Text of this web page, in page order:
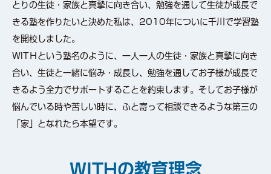
とりの生徒・家族と真摯に向き合い、勉強を通して生徒が成長で
きる塾を作りたいと決めた私は、2010年についに千川で学習塾
を開校しました。
WITＨという塾名のように、一人一人の生徒・家族と真摯に向き
合い、生徒と一緒に悩み・成長し、勉強を通してお子様が成長で
きるよう全力でサポートすることを約束します。そしてお子様が
悩んでいる時や苦しい時に、ふと寄って相談できるような第三の
「家」となれたら本望です。
WITHの教育理念